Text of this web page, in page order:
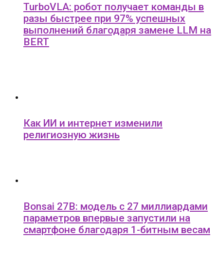
TurboVLA: робот получает команды в
разы быстрее при 97% успешных
выполнений благодаря замене LLM на
BERT
Как ИИ и интернет изменили
религиозную жизнь
Bonsai 27B: модель с 27 миллиардами
параметров впервые запустили на
смартфоне благодаря 1-битным весам